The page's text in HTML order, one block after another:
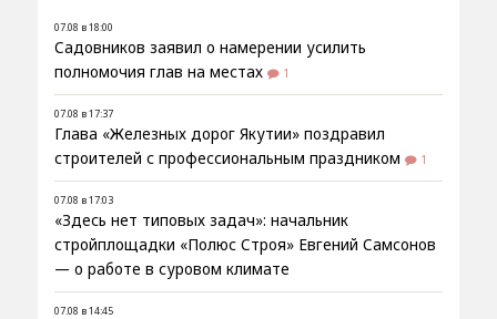
07.08 в 18:00
Садовников заявил о намерении усилить
полномочия глав на местах
1
07.08 в 17:37
Глава «Железных дорог Якутии» поздравил
строителей с профессиональным праздником
1
07.08 в 17:03
«Здесь нет типовых задач»: начальник
стройплощадки «Полюс Строя» Евгений Самсонов
— о работе в суровом климате
07.08 в 14:45